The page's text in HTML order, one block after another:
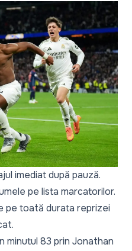
imediat după pauză.
pe lista marcatorilor.
pe toată durata reprizei
minutul 83 prin Jonathan